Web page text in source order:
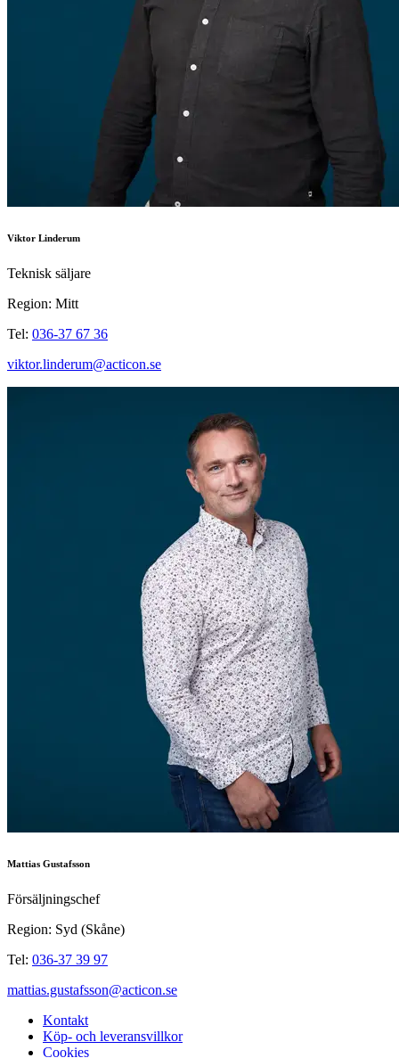
Viktor Linderum
Teknisk säljare
Region: Mitt
Tel: 036-37 67 36
viktor.linderum@acticon.se
Mattias Gustafsson
Försäljningschef
Region: Syd (Skåne)
Tel: 036-37 39 97
mattias.gustafsson@acticon.se
Kontakt
Köp- och leveransvillkor
Cookies